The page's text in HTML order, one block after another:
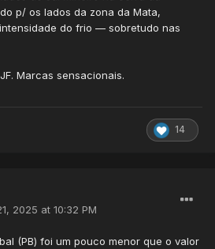
p/ os lados da zona da Mata,
do frio — sobretudo nas
Marcas sensacionais.
14
2025 at 10:32 PM
(PB) foi um pouco menor que o valor